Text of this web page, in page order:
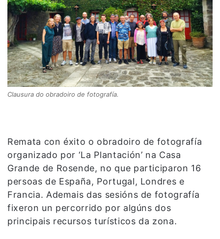
Clausura do obradoiro de fotografía.
Remata con éxito o obradoiro de fotografía
organizado por ‘La Plantación’ na Casa
Grande de Rosende, no que participaron 16
persoas de España, Portugal, Londres e
Francia. Ademais das sesións de fotografía
fixeron un percorrido por algúns dos
principais recursos turísticos da zona.